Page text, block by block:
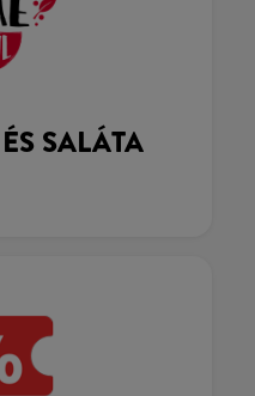
SALÁTA